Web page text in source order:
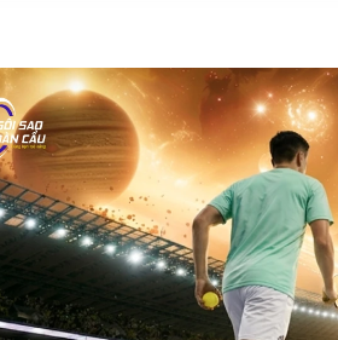
19/07/2025 Giải Pickleball Ngôi
14/06/2025 Giải Pickleball Ngôi
17/05/2025 Giải Pickleball Ngôi
26/04/2025 Giải Pickleball Ngôi
08/03/2025 Giải Pickleball Ngôi